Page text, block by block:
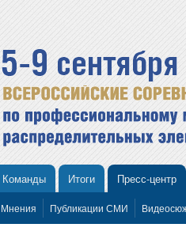
Команды Итоги Пресс-центр
Мнения Публикации СМИ